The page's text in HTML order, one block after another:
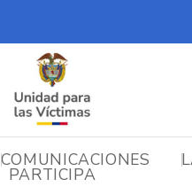
COMUNICACIONES
PARTICIPA